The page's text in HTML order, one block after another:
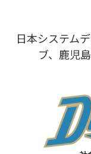
日本システム
ブ、鹿児